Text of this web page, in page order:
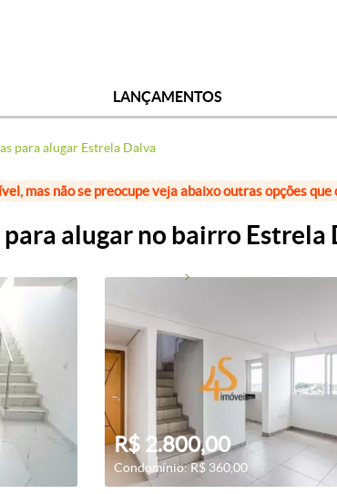
LANÇAMENTOS
para alugar Estrela Dalva
mas não se preocupe veja abaixo outras opções
alugar no bairro Estrela
R$ 2.800,00
Condomínio: R$ 360,00